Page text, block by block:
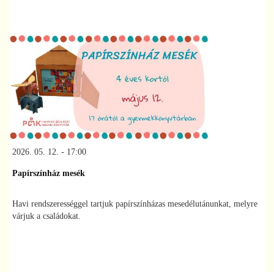
2026. 05. 12. - 17:00
Papírszínház mesék
Havi rendszerességgel tartjuk papírszínházas mesedélutánunkat, melyre
várjuk a családokat.